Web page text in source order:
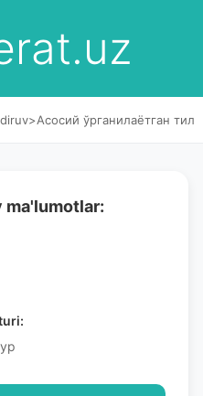
>Асосий ўрганилаётган тил
ma'lumotlar: